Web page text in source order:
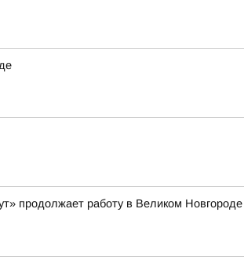
продолжает работу в Великом